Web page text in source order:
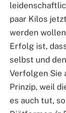
paar Kilos
werden
Erfolg ist,
selbst und
Verfolgen Sie
Prinzip, weil
es auch tut,